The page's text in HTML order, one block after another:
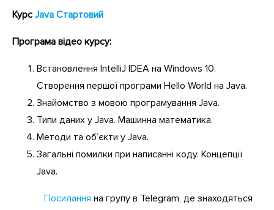
Курс Java Стартовий
Програма відео курсу:
Встановлення IntelliJ IDEA на Windows 10.
Створення першої програми Hello World на Java.
Знайомство з мовою програмування Java.
Типи даних у Java. Машинна математика.
Методи та об’єкти у Java.
Загальні помилки при написанні коду. Концепції
Java.
Посилання на групу в Telegram, де знаходяться